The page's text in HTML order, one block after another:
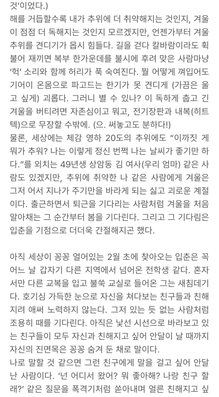
것’이었다.)
해를 거듭할수록 내가 추위에 더 취약해지는 것인지, 겨울
이 점점 더 독해지는 것인지 모르겠지만, 언젠가부터 겨울
추위를 견디기가 몹시 힘들다. 길을 걷다 칼바람이라도 휙
불어 재끼면 복부 한가운데를 불시에 후려 맞은 사람마냥
‘헉’ 소리와 함께 허리가 푹 숙여진다. 뭘 어떻게 껴입어도
기어이 온몸으로 파고드는 한기가 못 견디게 (가끔은 울
고 싶게) 괴롭다. 그러니 별 수 있나? 이 독하게 춥고 긴
겨울을 버티려면 자존심이고 뭐고, 전기장판과 내복(히트
텍)으로 무장할 수밖에. (으. 써놓고도 분하다!)
물론, 세상에는 체감 영하 20도의 추위에도 “이까짓 게
뭐가 추워? 나는 이렇게 정신 번쩍 나는 날씨가 좋기만 하
다.”를 외치는 49년생 상암동 김 여사(우리 엄마) 같은 사
람도 있겠지만, 추위에 취약한 나 같은 사람에게 겨울은
그저 어서 지나가 주기만을 바라게 되는 싫고 괴로운 계절
이다. 출근하면서 퇴근을 기다리는 사람처럼 겨울을 처음
알아채는 그 순간부터 봄을 기다린다. 그리고 그 기다림은
입춘을 기점으로 더더욱 간절해지곤 했다.
아직 세상이 꽁꽁 얼어있는 2월 초에 찾아오는 입춘은 꼭
어느 날 갑자기 다른 지역에서 넘어온 전학생 같다. 혼자
서만 다른 교복을 입고 불쑥 교실로 들어온 그는 새침데기
다. 호기심 가득한 눈으로 자신을 쳐다보는 친구들과 친해
지려 애써 노력하지 않는다. 그저 있는 듯 없는 사람처럼
조용히 때를 기다린다. 아직은 낯선 시선으로 바라보고 있
는 친구들이 모두 자신과 친해지고 싶어 안달이 날 때까지
자신의 진면목은 꽁꽁 숨겨 둔 채로 말이다.
나로 말할 것 같으면 그런 친구에게 말을 걸고 싶어 안달
난 사람이다. ‘넌 어디서 왔어? 뭐 좋아해? 나랑 친구 할
래?’ 같은 질문을 폭격기처럼 쏟아내며 얼른 친해지고 싶